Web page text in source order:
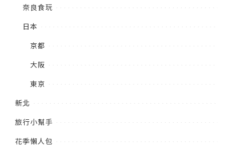
奈良食玩
日本
京都
大阪
東京
新北
旅行小幫手
花季懶人包